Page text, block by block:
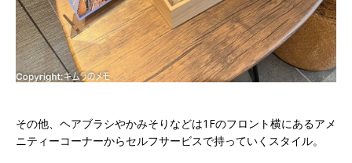
その他、ヘアブラシやかみそりなどは1Fのフロント横にあるアメ
ニティーコーナーからセルフサービスで持っていくスタイル。